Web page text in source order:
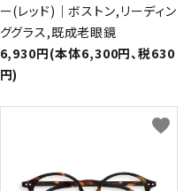
ー(レッド)｜ボストン,リーディン
ググラス,既成老眼鏡
6,930円(本体6,300円、税630
円)
favorite